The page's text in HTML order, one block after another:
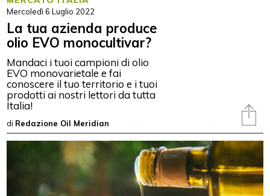
Mercoledì 6 Luglio 2022
La tua azienda produce
olio EVO monocultivar?
Mandaci i tuoi campioni di olio
EVO monovarietale e fai
conoscere il tuo territorio e i tuoi
prodotti ai nostri lettori da tutta
Italia!
di Redazione Oil Meridian